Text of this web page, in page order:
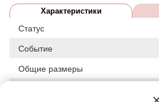
Характеристики
Статус
Событие
Общие размеры